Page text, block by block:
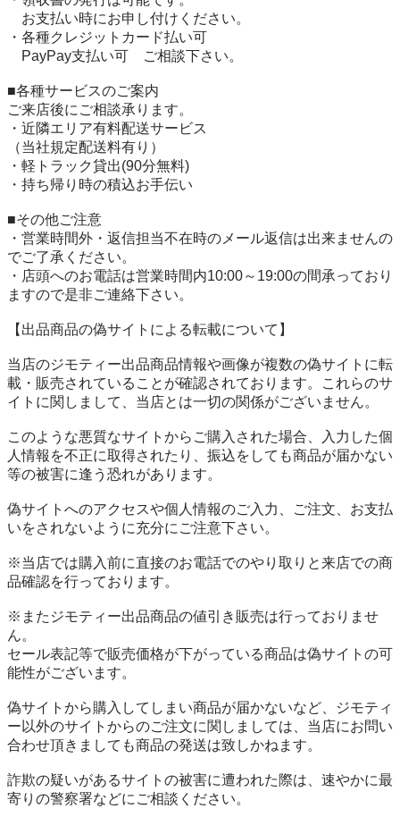
お支払い時にお申し付けください。
・各種クレジットカード払い可
PayPay支払い可　ご相談下さい。
■各種サービスのご案内
ご来店後にご相談承ります。
・近隣エリア有料配送サービス
（当社規定配送料有り）
・軽トラック貸出(90分無料)
・持ち帰り時の積込お手伝い
■その他ご注意
・営業時間外・返信担当不在時のメール返信は出来ませんの
でご了承ください。
・店頭へのお電話は営業時間内10:00～19:00の間承っており
ますので是非ご連絡下さい。
【出品商品の偽サイトによる転載について】
当店のジモティー出品商品情報や画像が複数の偽サイトに転
載・販売されていることが確認されております。これらのサ
イトに関しまして、当店とは一切の関係がございません。
このような悪質なサイトからご購入された場合、入力した個
人情報を不正に取得されたり、振込をしても商品が届かない
等の被害に逢う恐れがあります。
偽サイトへのアクセスや個人情報のご入力、ご注文、お支払
いをされないように充分にご注意下さい。
※当店では購入前に直接のお電話でのやり取りと来店での商
品確認を行っております。
※またジモティー出品商品の値引き販売は行っておりませ
ん。
セール表記等で販売価格が下がっている商品は偽サイトの可
能性がございます。
偽サイトから購入してしまい商品が届かないなど、ジモティ
ー以外のサイトからのご注文に関しましては、当店にお問い
合わせ頂きましても商品の発送は致しかねます。
詐欺の疑いがあるサイトの被害に遭われた際は、速やかに最
寄りの警察署などにご相談ください。